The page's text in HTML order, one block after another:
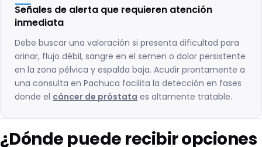
Señales de alerta que requieren atención
inmediata
Debe buscar una valoración si presenta dificultad para
orinar, flujo débil, sangre en el semen o dolor persistente
en la zona pélvica y espalda baja. Acudir prontamente a
una consulta en Pachuca facilita la detección en fases
donde el cáncer de próstata es altamente tratable.
¿Dónde puede recibir opciones